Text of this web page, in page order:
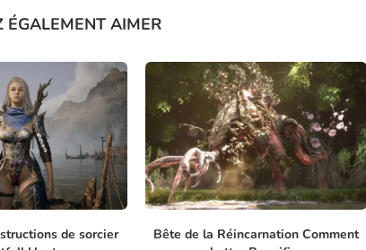
ÉGALEMENT AIMER
de sorcier
Bête de la Réincarnation Comment